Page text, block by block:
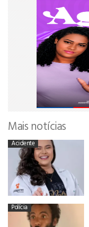
Mais notícias
Acidente
Polícia